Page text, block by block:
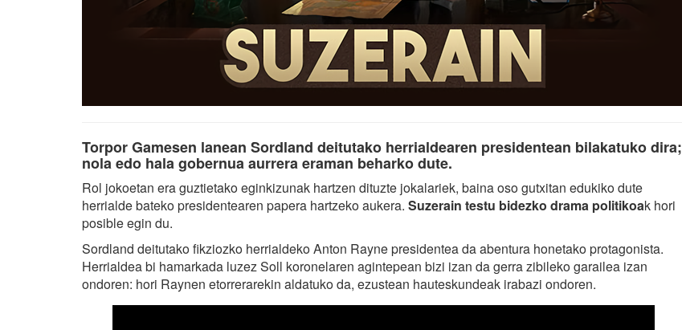
Torpor Gamesen lanean Sordland deitutako herrialdearen presidentean bilakatuko dira;
nola edo hala gobernua aurrera eraman beharko dute.
Rol jokoetan era guztietako eginkizunak hartzen dituzte jokalariek, baina oso gutxitan edukiko dute
herrialde bateko presidentearen papera hartzeko aukera. Suzerain testu bidezko drama politikoak hori
posible egin du.
Sordland deitutako fikziozko herrialdeko Anton Rayne presidentea da abentura honetako protagonista.
Herrialdea bi hamarkada luzez Soll koronelaren agintepean bizi izan da gerra zibileko garailea izan
ondoren: hori Raynen etorrerarekin aldatuko da, ezustean hauteskundeak irabazi ondoren.